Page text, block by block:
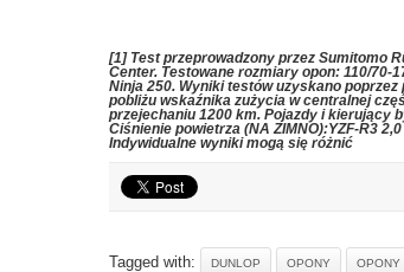
[1] Test przeprowadzony przez Sumitomo
Center. Testowane rozmiary opon: 110/70-
Ninja 250. Wyniki testów uzyskano poprzez
pobliżu wskaźnika zużycia w centralnej
przejechaniu 1200 km. Pojazdy i kierujący
Ciśnienie powietrza (NA ZIMNO):YZF-R3
Indywidualne wyniki mogą się różnić
Tagged with: DUNLOP OPONY OPONY